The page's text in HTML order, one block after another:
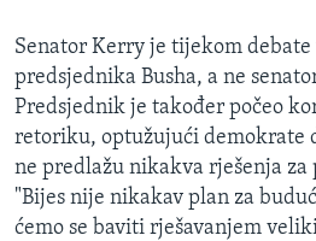
Senator Kerry je tijekom
predsjednika Busha, a ne
Predsjednik je također počeo
retoriku, optužujući demokrate
ne predlažu nikakva rješenja za
"Bijes nije nikakav plan za
ćemo se baviti rješavanjem